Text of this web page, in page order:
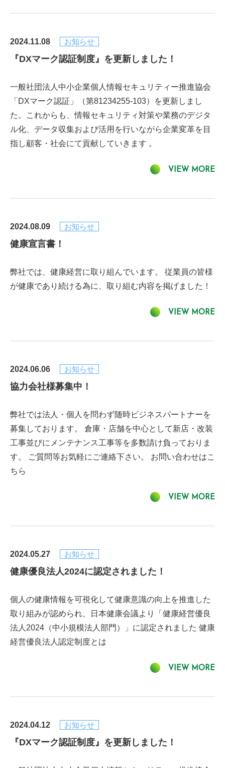
2024.11.08 お知らせ
『DXマーク認証制度』を更新しました！
一般社団法人中小企業個人情報セキュリティー推進協会
「DXマーク認証」（第81234255-103）を更新しまし
た。これからも、情報セキュリティ対策や業務のデジタ
ル化、データ収集および活用を行いながら企業変革を目
指し顧客・社会にて貢献していきます 。
VIEW MORE
2024.08.09 お知らせ
健康宣言書！
弊社では、健康経営に取り組んでいます。 従業員の皆様
が健康であり続ける為に、取り組む内容を掲げました！
VIEW MORE
2024.06.06 お知らせ
協力会社様募集中！
弊社では法人・個人を問わず随時ビジネスパートナーを
募集しております。 倉庫・店舗を中心として新店・改装
工事並びにメンテナンス工事等を多数請け負っておりま
す。 ご質問等お気軽にご連絡下さい。 お問い合わせはこ
ちら
VIEW MORE
2024.05.27 お知らせ
健康優良法人2024に認定されました！
個人の健康情報を可視化して健康意識の向上を推進した
取り組みが認められ、日本健康会議より「健康経営優良
法人2024（中小規模法人部門）」に認定されました 健康
経営優良法人認定制度とは
VIEW MORE
2024.04.12 お知らせ
『DXマーク認証制度』を更新しました！